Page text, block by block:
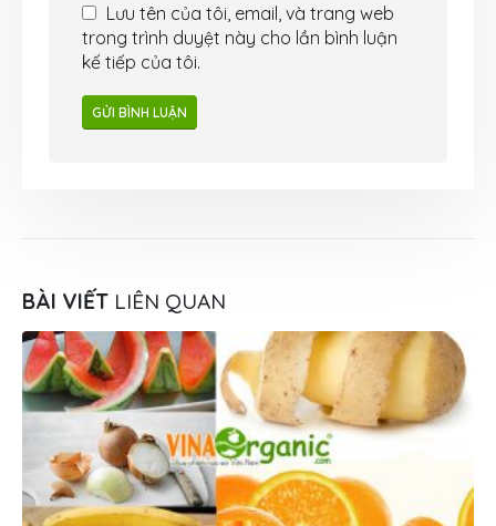
Lưu tên của tôi, email, và trang web
trong trình duyệt này cho lần bình luận
kế tiếp của tôi.
BÀI VIẾT LIÊN QUAN